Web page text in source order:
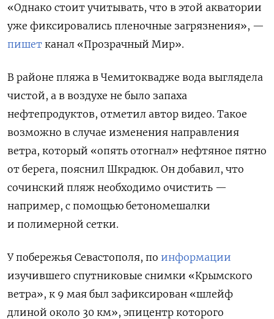
«Однако стоит учитывать, что в этой акватории
уже фиксировались пленочные загрязнения», —
пишет канал «Прозрачный Мир».
В районе пляжа в Чемитоквадже вода выглядела
чистой, а в воздухе не было запаха
нефтепродуктов, отметил автор видео. Такое
возможно в случае изменения направления
ветра, который «опять отогнал» нефтяное пятно
от берега, пояснил Шкрадюк. Он добавил, что
сочинский пляж необходимо очистить —
например, с помощью бетономешалки
и полимерной сетки.
У побережья Севастополя, по информации
изучившего спутниковые снимки «Крымского
ветра», к 9 мая был зафиксирован «шлейф
длиной около 30 км», эпицентр которого